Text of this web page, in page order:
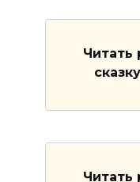
Читать
Читать